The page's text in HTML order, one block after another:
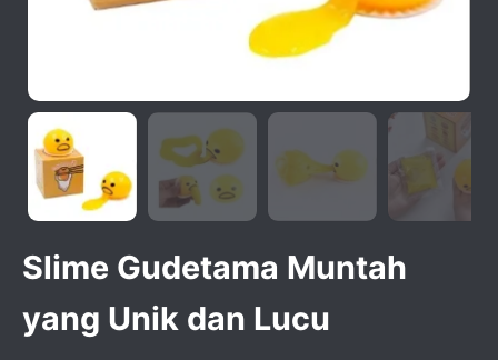
Slime Gudetama Muntah
yang Unik dan Lucu